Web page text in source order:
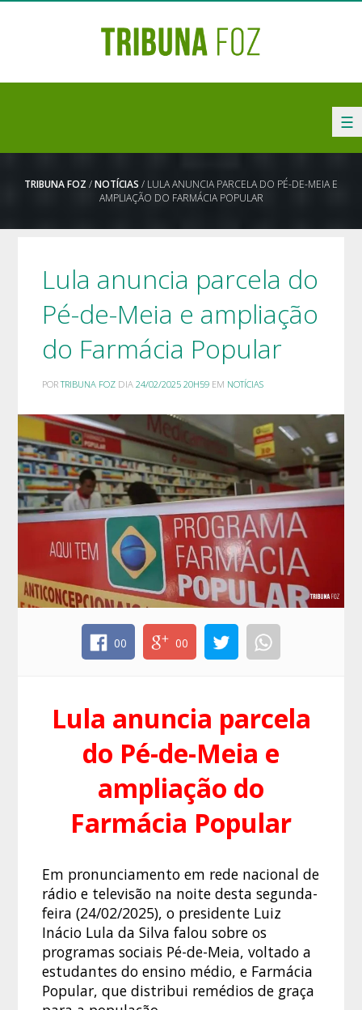
☰
TRIBUNA FOZ /NOTÍCIAS / LULA ANUNCIA PARCELA DO PÉ-DE-MEIA E
AMPLIAÇÃO DO FARMÁCIA POPULAR
Lula anuncia parcela do
Pé-de-Meia e ampliação
do Farmácia Popular
PORTRIBUNA FOZ DIA24/02/2025 20H59 EM NOTÍCIAS
00 00
Lula anuncia parcela
do Pé-de-Meia e
ampliação do
Farmácia Popular
Em pronunciamento em rede nacional de
rádio e televisão na noite desta segunda-
feira (24/02/2025), o presidente Luiz
Inácio Lula da Silva falou sobre os
programas sociais Pé-de-Meia, voltado a
estudantes do ensino médio, e Farmácia
Popular, que distribui remédios de graça